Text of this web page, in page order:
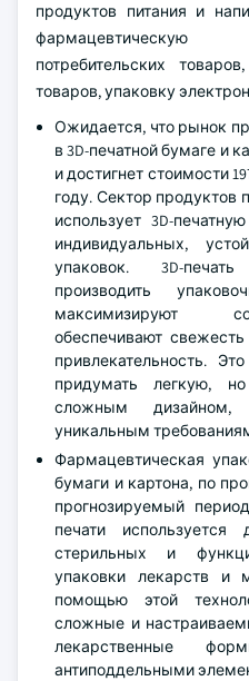
продуктов питания и
фармацевтическую
потребительских
товаров, упаковку
Ожидается, что рынок
в 3D-печатной бумаге и
и достигнет стоимости
году. Сектор продуктов
использует 3D-
индивидуальных,
упаковок. 3D-
производить
максимизируют
обеспечивают
привлекательность.
придумать легкую,
сложным дизайном,
уникальным
Фармацевтическая
бумаги и картона, по
прогнозируемый
печати используется
стерильных и
упаковки лекарств и
помощью этой
сложные и
лекарственные
антиподдельными